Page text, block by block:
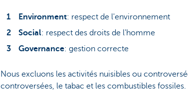
Environment: respect de l'environnement
Social: respect des droits de l'homme
Governance: gestion correcte
Nous excluons les activités nuisibles ou
controversées, le tabac et les combustibles fossiles.